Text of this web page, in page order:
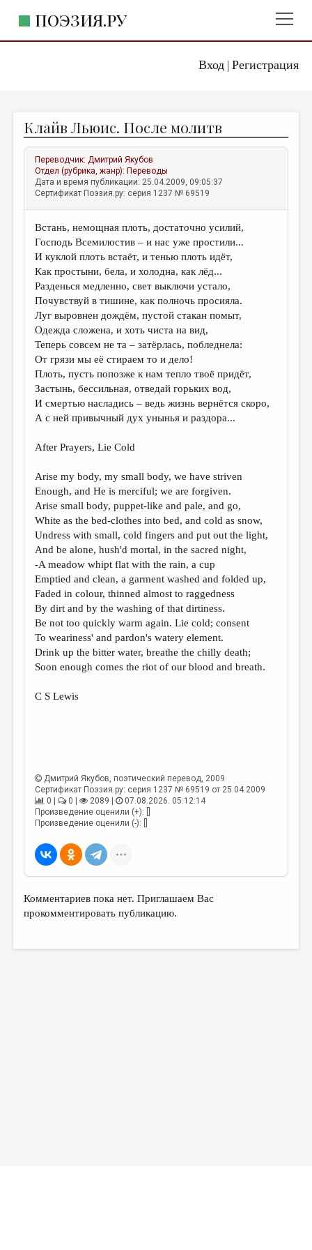
Вход| Регистрация
ПОЭЗИЯ.РУ
ЖАНРЫ
АВТОРЫ
КОММЕНТАРИИ
ЛИТСАЛОН
НОВОСТИ
ПРАВИЛА САЙТА
ОТДЕЛЫ И РУБРИКИ
ИЗБРАННОЕ
ДАЙДЖЕСТ
ПРОИЗВЕДЕНИЯ
ПЕРЕВОДЫ
КОНКУРСЫ
КНИЖНАЯ ПОЛКА
ОБЗОР ЛИТЕРАТУРЫ
СТРАНИЦЫ ПАМЯТИ
ОБЪЯВЛЕНИЯ
КОЛОНКА РЕДАКТОРА
РЕДКОЛЛЕГИЯ
ОТ РЕДАКЦИИ
МАЛАЯ ПРОЗА
ЭССЕИСТИКА
КУЛЬТУРОВЕДЕНИЕ
ЦИКЛЫ ПУБЛИКАЦИЙ
ТРЕДИАКОВСКИЙ
МЕДИА
ВКОНТАКТЕ
Клайв Льюис. После молитв
Переводчик:Дмитрий Якубов
Отдел (рубрика, жанр): Переводы
Дата и время публикации: 25.04.2009, 09:05:37
Сертификат Поэзия.ру: серия 1237 № 69519
Встань, немощная плоть, достаточно усилий,
Господь Всемилостив – и нас уже простили...
И куклой плоть встаёт, и тенью плоть идёт,
Как простыни, бела, и холодна, как лёд...
Разденься медленно, свет выключи устало,
Почувствуй в тишине, как полночь просияла.
Луг выровнен дождём, пустой стакан помыт,
Одежда сложена, и хоть чиста на вид,
Теперь совсем не та – затёрлась, побледнела:
От грязи мы её стираем то и дело!
Плоть, пусть попозже к нам тепло твоё придёт,
Застынь, бессильная, отведай горьких вод,
И смертью насладись – ведь жизнь вернётся скоро,
А с ней привычный дух унынья и раздора...
After Prayers, Lie Cold
Arise my body, my small body, we have striven
Enough, and He is merciful; we are forgiven.
Arise small body, puppet-like and pale, and go,
White as the bed-clothes into bed, and cold as snow,
Undress with small, cold fingers and put out the light,
And be alone, hush'd mortal, in the sacred night,
-A meadow whipt flat with the rain, a cup
Emptied and clean, a garment washed and folded up,
Faded in colour, thinned almost to raggedness
By dirt and by the washing of that dirtiness.
Be not too quickly warm again. Lie cold; consent
To weariness' and pardon's watery element.
Drink up the bitter water, breathe the chilly death;
Soon enough comes the riot of our blood and breath.
C S Lewis
Дмитрий Якубов, поэтический перевод, 2009
Сертификат Поэзия.ру: серия 1237 № 69519 от 25.04.2009
0 |
0 | 2089 |
07.08.2026. 05:12:14
Произведение оценили (+): []
Произведение оценили (-): []
Комментариев пока нет. Приглашаем Вас
прокомментировать публикацию.